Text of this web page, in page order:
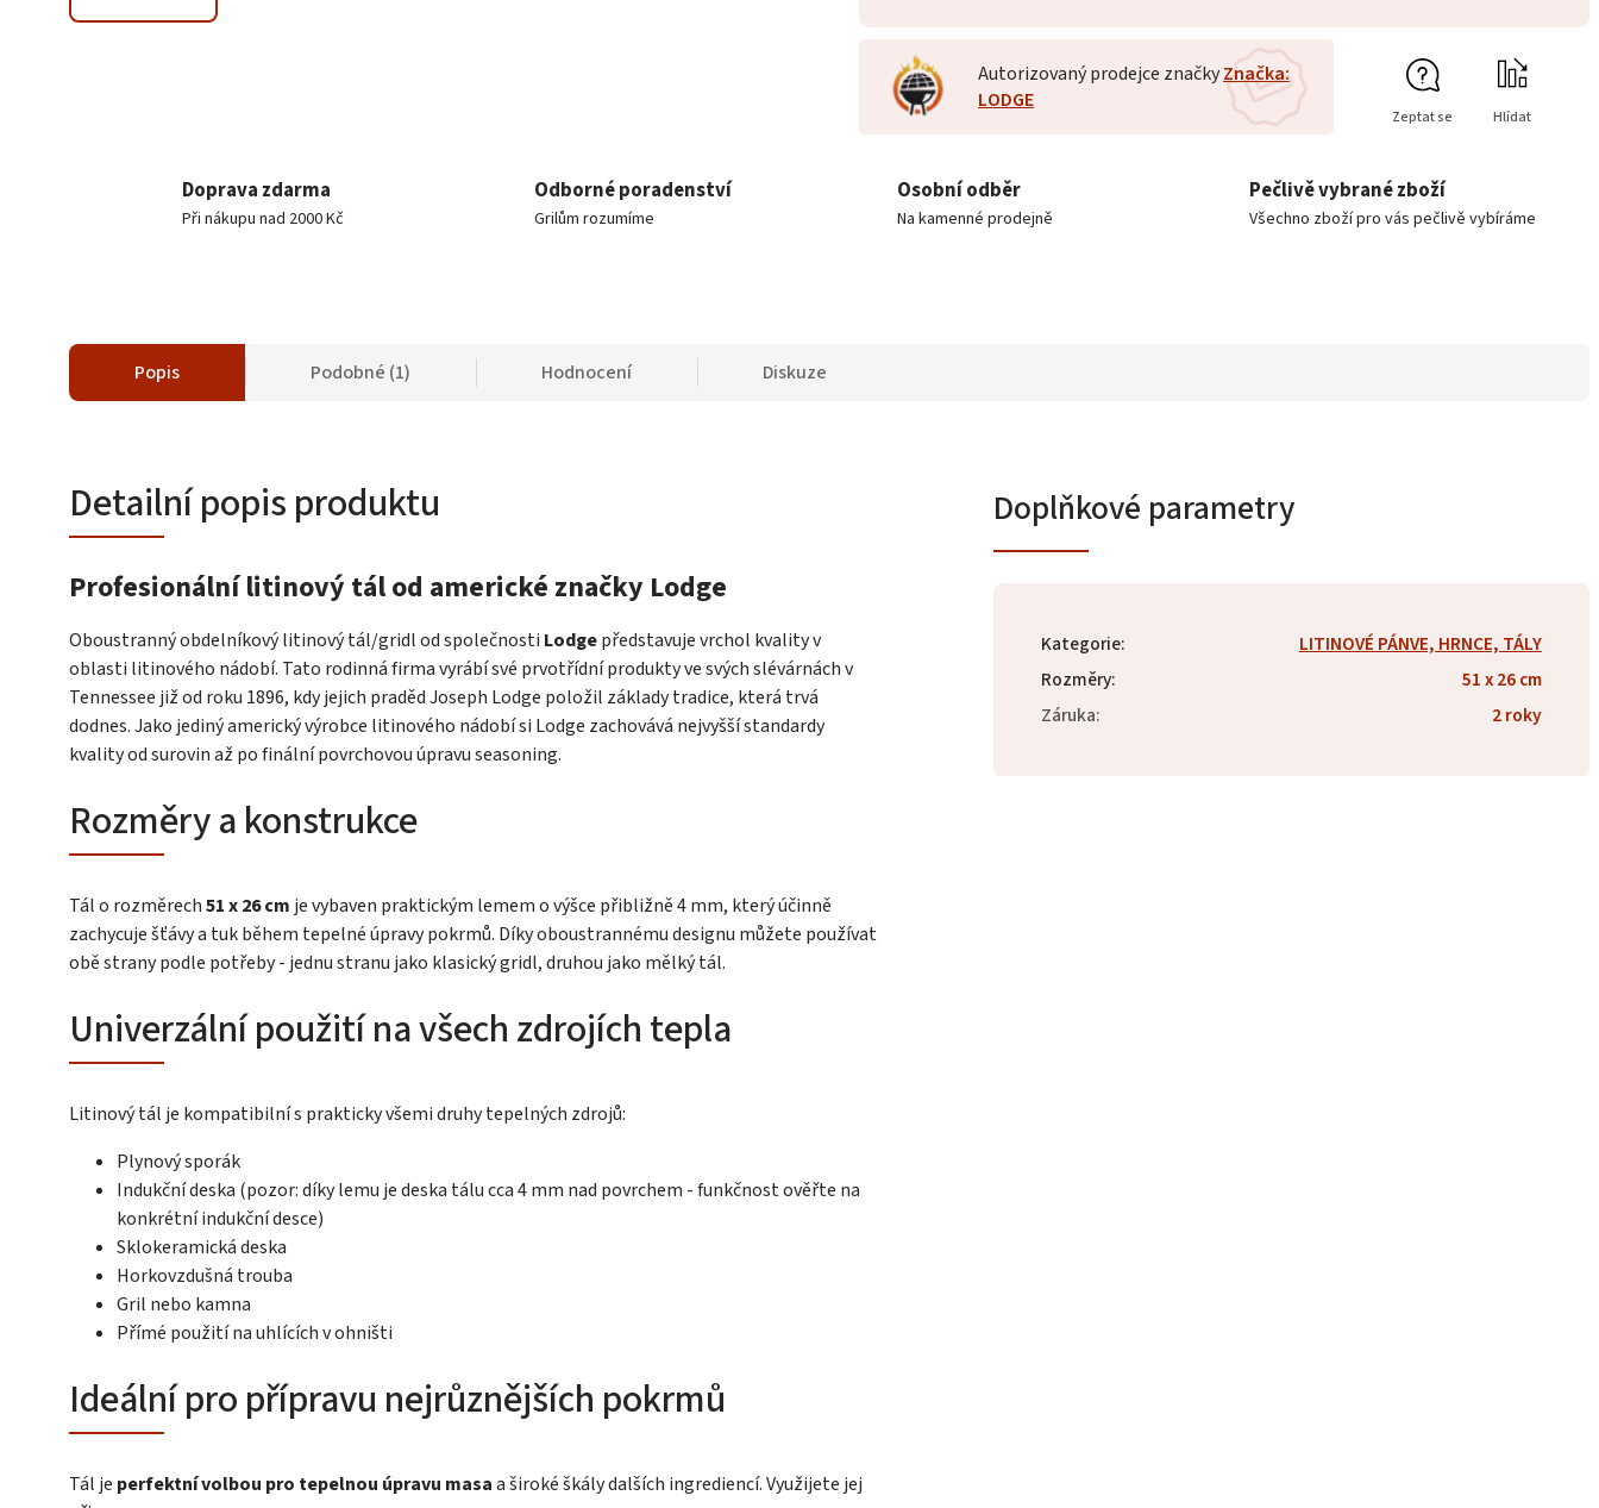
Autorizovaný prodejce značkyZnačka:
LODGE
Zeptat se Hlídat
Doprava zdarma
Při nákupu nad 2000 Kč
Odborné poradenství
Grilům rozumíme
Osobní odběr
Na kamenné prodejně
Pečlivě vybrané zboží
Všechno zboží pro vás pečlivě vybíráme
Popis Podobné (1) Hodnocení Diskuze
Detailní popis produktu
Profesionální litinový tál od americké značky Lodge
Oboustranný obdelníkový litinový tál/gridl od společnosti Lodgepředstavuje vrchol kvality v
oblasti litinového nádobí. Tato rodinná firma vyrábí své prvotřídní produkty ve svých slévárnách v
Tennessee již od roku 1896, kdy jejich praděd Joseph Lodge položil základy tradice, která trvá
dodnes. Jako jediný americký výrobce litinového nádobí si Lodge zachovává nejvyšší standardy
kvality od surovin až po finální povrchovou úpravu seasoning.
Rozměry a konstrukce
Tál o rozměrech51 x 26 cm je vybaven praktickým lemem o výšce přibližně 4 mm, který účinně
zachycuje šťávy a tuk během tepelné úpravy pokrmů. Díky oboustrannému designu můžete používat
obě strany podle potřeby - jednu stranu jako klasický gridl, druhou jako mělký tál.
Univerzální použití na všech zdrojích tepla
Litinový tál je kompatibilní s prakticky všemi druhy tepelných zdrojů:
Plynový sporák
Indukční deska (pozor: díky lemu je deska tálu cca 4 mm nad povrchem - funkčnost ověřte na
konkrétní indukční desce)
Sklokeramická deska
Horkovzdušná trouba
Gril nebo kamna
Přímé použití na uhlících v ohništi
Ideální pro přípravu nejrůznějších pokrmů
Tál je perfektní volbou pro tepelnou úpravu masaa široké škály dalších ingrediencí. Využijete jej
Doplňkové parametry
Kategorie:
LITINOVÉ PÁNVE, HRNCE, TÁLY
Rozměry:
51 x 26 cm
Záruka: 2 roky